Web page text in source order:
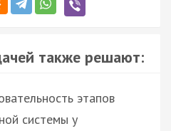
также решают:
этапов
системы у